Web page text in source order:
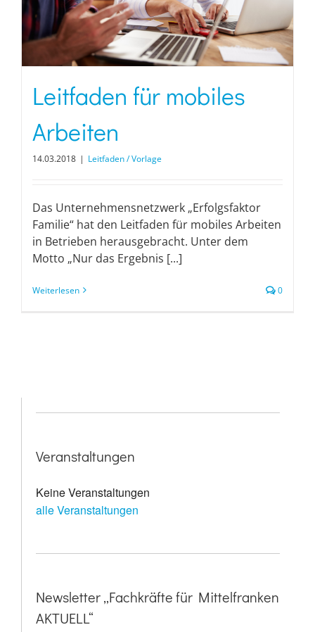
Leitfaden für mobiles
Arbeiten
14.03.2018 | Leitfaden / Vorlage
Das Unternehmensnetzwerk „Erfolgsfaktor
Familie“ hat den Leitfaden für mobiles Arbeiten
in Betrieben herausgebracht. Unter dem
Motto „Nur das Ergebnis [...]
Weiterlesen 0
Veranstaltungen
Keine Veranstaltungen
alle Veranstaltungen
Newsletter „Fachkräfte für Mittelfranken
AKTUELL“